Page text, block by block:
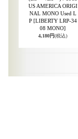
US AMERICA ORIGI
NAL MONO Used L
P [LIBERTY LRP-34
08 MONO]
4,180円(税込)